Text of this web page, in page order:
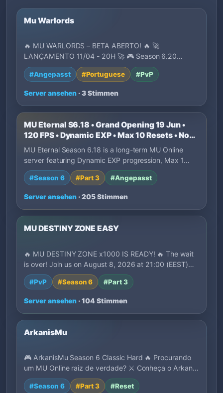
Mu Warlords
🔥 MU WARLORDS – BETA ABERTO! 🔥 🚀
LANÇAMENTO 11/04 - 20H 🚀 🎮 Season 6.20
Medium com conteúdos mo…
#Angepasst #Portuguese #PvP
Server ansehen · 3 Stimmen
MU Eternal S6.18 • Grand Opening 19 Jun •
120 FPS • Dynamic EXP • Max 10 Resets • No
P2W
MU Eternal Season 6.18 is a long-term MU Online
server featuring Dynamic EXP progression, Max 1…
#Season 6 #Part 3 #Angepasst
Server ansehen · 205 Stimmen
MU DESTINY ZONE EASY
🔥 MU DESTINY ZONE x1000 IS READY! 🔥 The wait
is over! Join us on August 8, 2026 at 21:00 (EEST)…
#PvP #Season 6 #Part 3
Server ansehen · 104 Stimmen
ArkanisMu
🎮 ArkanisMu Season 6 Classic Hard 🔥 Procurando
um MU Online raiz de verdade? ⚔️ Conheça o Arkan…
#Season 6 #Part 3 #Reset